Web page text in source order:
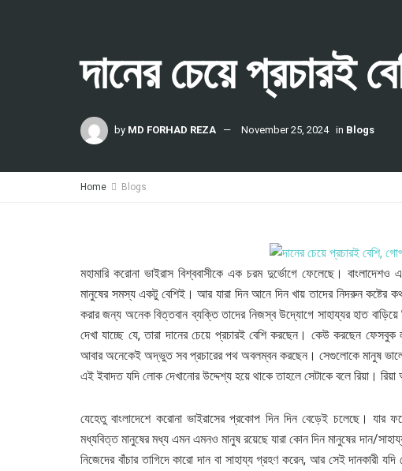
দানের চেয়ে প্রচারই
by MD FORHAD REZA November 25, 2024 in Blogs
Home Blogs
মহামারি করোনা ভাইরাস বিশ্ববাসীকে এক চরম দুর্ভোগে ফেলেছে।
মানুষের সমস্য একটু বেশিই। আর যারা দিন আনে দিন খায় তাদের নিদরুন কষ্টের
করার জন্য অনেক বিত্তবান ব্যক্তি তাদের নিজস্ব উদ্যোগে সাহায্যর হাত
দেখা যাচ্ছে যে, তারা দানের চেয়ে প্রচারই বেশি করছেন। কেউ করছেন
আবার অনেকেই অদ্ভুত সব প্রচারের পথ অবলম্বন করছেন। সেগুলোকে মানুষ
এই ইবাদত যদি লোক দেখানোর উদ্দেশ্য হয়ে থাকে তাহলে সেটাকে বলে রিয়া।
যেহেতু বাংলাদেশে করোনা ভাইরাসের প্রকোপ দিন দিন বেড়েই চলেছে। যার
মধ্যবিত্ত মানুষের মধ্য এমন এমনও মানুষ রয়েছে যারা কোন দিন মানুষের দান/
নিজেদের বাঁচার তাগিদে কারো দান বা সাহায্য গ্রহণ করেন, আর সেই দানকারী